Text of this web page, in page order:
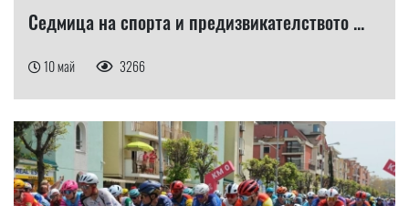
Седмица на спорта и предизвикателството ...
10 май 3266